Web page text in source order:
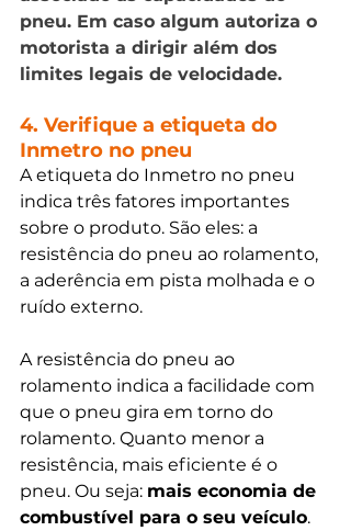
pneu. Em caso algum autoriza o
motorista a dirigir além dos
limites legais de velocidade.
4. Verifique a etiqueta do
Inmetro no pneu
A etiqueta do Inmetro no pneu
indica três fatores importantes
sobre o produto. São eles: a
resistência do pneu ao rolamento,
a aderência em pista molhada e o
ruído externo.
A resistência do pneu ao
rolamento indica a facilidade com
que o pneu gira em torno do
rolamento. Quanto menor a
resistência, mais eficiente é o
pneu. Ou seja: mais economia de
combustível para o seu veículo.